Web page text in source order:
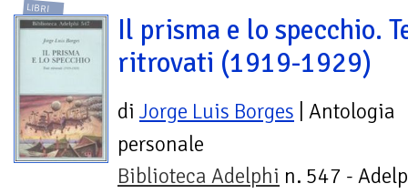
LIBRI
Il prisma e lo specchio.
ritrovati (1919-1929)
di Jorge Luis Borges | Antologia
personale
Biblioteca Adelphi n. 547 -